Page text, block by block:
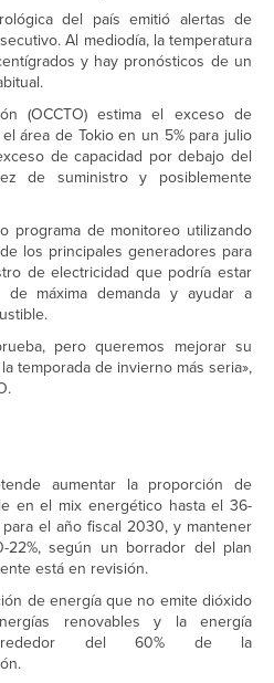
del país emitió alertas de
Al mediodía, la temperatura
y hay pronósticos de un
(OCCTO) estima el exceso de
área de Tokio en un 5% para julio
de capacidad por debajo del
de suministro y posiblemente
programa de monitoreo utilizando
los principales generadores para
de electricidad que podría estar
máxima demanda y ayudar a
pero queremos mejorar su
temporada de invierno más seria»,
aumentar la proporción de
en el mix energético hasta el 36-
el año fiscal 2030, y mantener
según un borrador del plan
está en revisión.
de energía que no emite dióxido
renovables y la energía
del 60% de la